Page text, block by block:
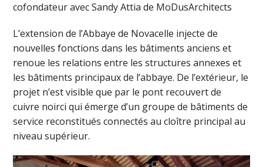
cofondateur avec Sandy Attia de MoDusArchitects
L’extension de l’Abbaye de Novacelle injecte de
nouvelles fonctions dans les bâtiments anciens et
renoue les relations entre les structures annexes et
les bâtiments principaux de l’abbaye. De l’extérieur, le
projet n’est visible que par le pont recouvert de
cuivre noirci qui émerge d’un groupe de bâtiments de
service reconstitués connectés au cloître principal au
niveau supérieur.